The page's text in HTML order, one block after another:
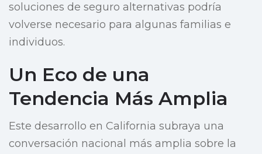
soluciones de seguro alternativas podría
volverse necesario para algunas familias e
individuos.
Un Eco de una
Tendencia Más Amplia
Este desarrollo en California subraya una
conversación nacional más amplia sobre la